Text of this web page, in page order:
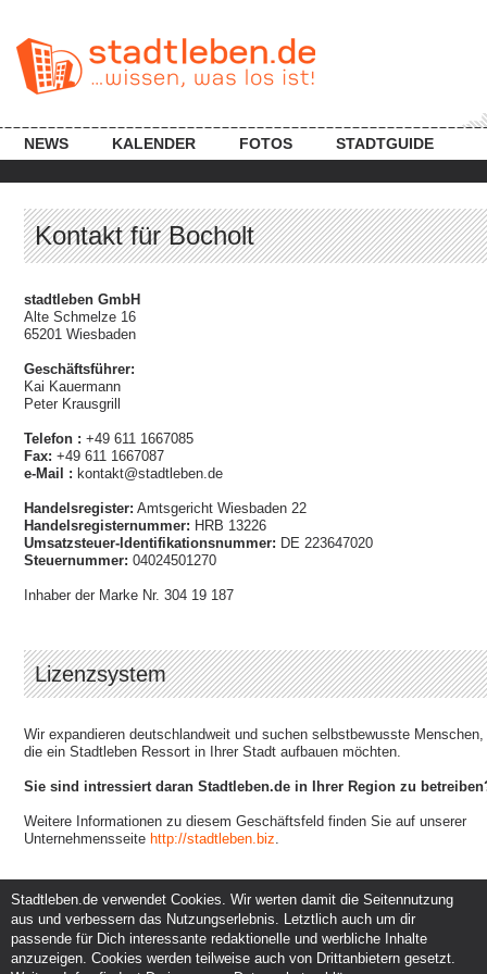
NEWS KALENDER FOTOS STADTGUIDE
Kontakt für Bocholt
stadtleben GmbH
Alte Schmelze 16
65201 Wiesbaden
Geschäftsführer:
Kai Kauermann
Peter Krausgrill
Telefon : +49 611 1667085
Fax: +49 611 1667087
e-Mail : kontakt@stadtleben.de
Handelsregister: Amtsgericht Wiesbaden 22
Handelsregisternummer: HRB 13226
Umsatzsteuer-Identifikationsnummer: DE 223647020
Steuernummer: 04024501270
Inhaber der Marke Nr. 304 19 187
Lizenzsystem
Wir expandieren deutschlandweit und suchen selbstbewusste Menschen,
die ein Stadtleben Ressort in Ihrer Stadt aufbauen möchten.
Sie sind intressiert daran Stadtleben.de in Ihrer Region zu
Weitere Informationen zu diesem Geschäftsfeld finden Sie auf unserer
Unternehmensseite http://stadtleben.biz.
Service und Support
Kontakt
Hilfe
Kunden und Partner
Events eintragen
Werbung & Promotion
Stadtleben.de verwendet Cookies. Wir werten damit die Seitennutzung
aus und verbessern das Nutzungserlebnis. Letztlich auch um dir
passende für Dich interessante redaktionelle und werbliche Inhalte
anzuzeigen. Cookies werden teilweise auch von Drittanbietern gesetzt.